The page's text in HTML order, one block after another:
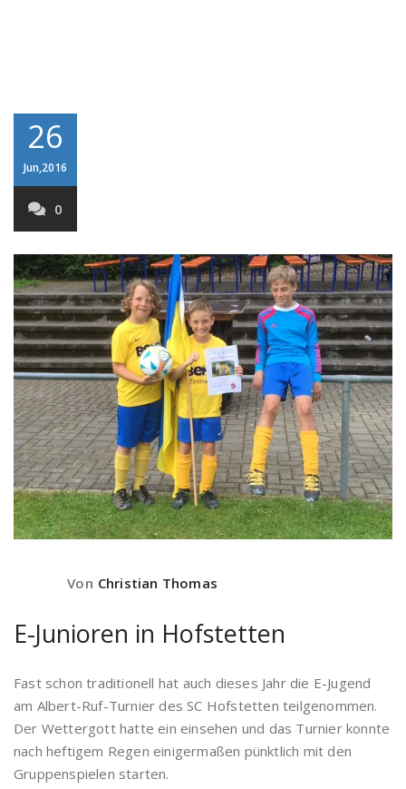
26
Jun,2016
0
Von Christian Thomas
E-Junioren in Hofstetten
Fast schon traditionell hat auch dieses Jahr die E-Jugend
am Albert-Ruf-Turnier des SC Hofstetten teilgenommen.
Der Wettergott hatte ein einsehen und das Turnier konnte
nach heftigem Regen einigermaßen pünktlich mit den
Gruppenspielen starten.